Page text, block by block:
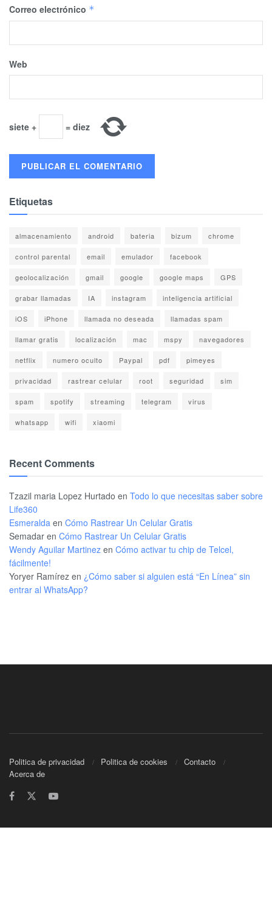
Correo electrónico *
Web
siete + = diez
Etiquetas
almacenamiento android bateria bizum chrome
control parental email emulador facebook
geolocalización gmail google google maps GPS
grabar llamadas IA instagram inteligencia artificial
iOS iPhone llamada no deseada llamadas spam
llamar gratis localización mac mspy navegadores
netflix numero oculto Paypal pdf pimeyes
privacidad rastrear celular root seguridad sim
spam spotify streaming telegram virus
whatsapp wifi xiaomi
Recent Comments
Tzazil maria Lopez Hurtado en Todo lo que necesitas saber sobre
Life360
Esmeralda en Cómo Rastrear Un Celular Gratis
Semadar en Cómo Rastrear Un Celular Gratis
Wendy Aguilar Martinez en Cómo activar tu chip de Telcel,
fácilmente!
Yoryer Ramírez en ¿Cómo saber si alguien está “En Línea” sin
entrar al WhatsApp?
Politica de privacidad Politica de cookies
Contacto
Acerca de